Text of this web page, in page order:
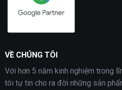
VỀ CHÚNG TÔI
Với hơn 5 năm kinh nghiệm trong
tôi tự tin cho ra đời những sản